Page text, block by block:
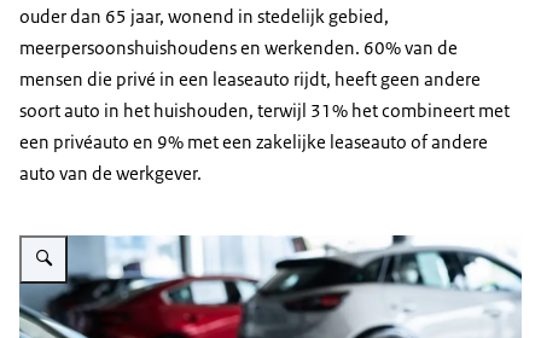
ouder dan 65 jaar, wonend in stedelijk gebied,
meerpersoonshuishoudens en werkenden. 60% van de
mensen die privé in een leaseauto rijdt, heeft geen andere
soort auto in het huishouden, terwijl 31% het combineert met
een privéauto en 9% met een zakelijke leaseauto of andere
auto van de werkgever.
Vergroot afbeelding Auto's in showroom garage